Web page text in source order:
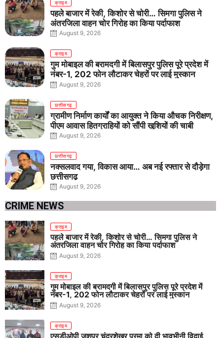
क्राइम
पहले बाजार में रेकी, किशोर से चोरी… सिमगा पुलिस ने
अंतरजिला वाहन चोर गिरोह का किया पर्दाफाश
August 9, 2026
क्राइम
गुम मोबाइल की बरामदगी में बिलासपुर पुलिस पूरे प्रदेश में
नंबर-1, 202 फोन लौटाकर चेहरों पर लाई मुस्कान
August 9, 2026
छत्तीसगढ़
ग्रामीण निर्माण कार्यों का आयुक्त ने किया औचक निरीक्षण,
पीएम आवास हितग्राहियों को सौंपी खुशियों की चाबी
August 9, 2026
छत्तीसगढ़
नक्सलवाद गया, विकास आया… अब नई रफ्तार से दौड़ेगा
छत्तीसगढ़
August 9, 2026
CRIME NEWS
क्राइम
पहले बाजार में रेकी, किशोर से चोरी… सिमगा पुलिस ने
अंतरजिला वाहन चोर गिरोह का किया पर्दाफाश
August 9, 2026
क्राइम
गुम मोबाइल की बरामदगी में बिलासपुर पुलिस पूरे प्रदेश में
नंबर-1, 202 फोन लौटाकर चेहरों पर लाई मुस्कान
August 9, 2026
क्राइम